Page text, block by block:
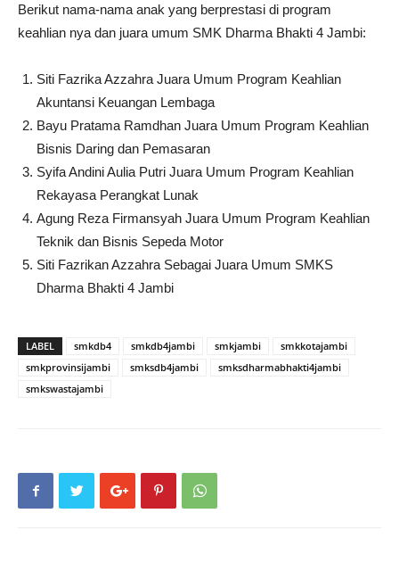
Berikut nama-nama anak yang berprestasi di program
keahlian nya dan juara umum SMK Dharma Bhakti 4 Jambi:
Siti Fazrika Azzahra Juara Umum Program Keahlian
Akuntansi Keuangan Lembaga
Bayu Pratama Ramdhan Juara Umum Program Keahlian
Bisnis Daring dan Pemasaran
Syifa Andini Aulia Putri Juara Umum Program Keahlian
Rekayasa Perangkat Lunak
Agung Reza Firmansyah Juara Umum Program Keahlian
Teknik dan Bisnis Sepeda Motor
Siti Fazrikan Azzahra Sebagai Juara Umum SMKS
Dharma Bhakti 4 Jambi
LABEL smkdb4 smkdb4jambi smkjambi
smkkotajambi
smkprovinsijambi
smksdb4jambi
smksdharmabhakti4jambi
smkswastajambi